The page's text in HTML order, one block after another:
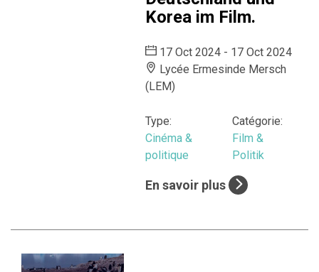
Korea im Film.
17 Oct 2024 - 17 Oct 2024
Lycée Ermesinde Mersch
(LEM)
Type:
Cinéma &
politique
Catégorie:
Film &
Politik
En savoir plus